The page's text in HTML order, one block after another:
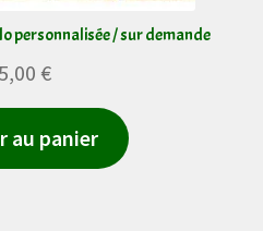
personnalisée / sur demande
€
au panier